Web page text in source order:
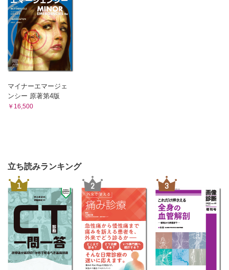
マイナーエマージェ
ンシー 原著第4版
￥16,500
立ち読みランキング
1 2 3